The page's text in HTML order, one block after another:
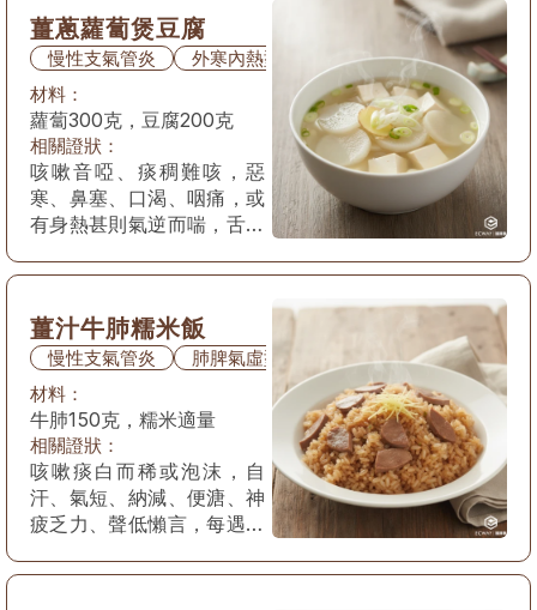
薑蔥蘿蔔煲豆腐
慢性支氣管炎
外寒內熱型
材料：
蘿蔔300克，豆腐200克
相關證狀：
咳嗽音啞、痰稠難咳，惡
寒、鼻塞、口渴、咽痛，或
有身熱甚則氣逆而喘，舌尖
數。
薑汁牛肺糯米飯
慢性支氣管炎
肺脾氣虛型
材料：
牛肺150克，糯米適量
相關證狀：
咳嗽痰白而稀或泡沫，自
汗、氣短、納減、便溏、神
疲乏力、聲低懶言，每遇風
質淡，苔白，脈虛。